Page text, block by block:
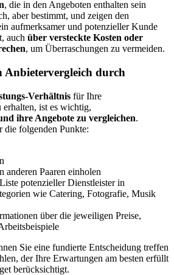
, die in den Angeboten enthalten sein
aber bestimmt, und zeigen den
aufmerksamer und potenzieller Kunde
auch über versteckte Kosten oder
, um Überraschungen zu vermeiden.
Anbietervergleich durch
Verhältnis für Ihre
erhalten, ist es wichtig,
ihre Angebote zu vergleichen.
die folgenden Punkte:
anderen Paaren einholen
potenzieller Dienstleister in
wie Catering, Fotografie, Musik
über die jeweiligen Preise,
Sie eine fundierte Entscheidung treffen
der Ihre Erwartungen am besten erfüllt
berücksichtigt.